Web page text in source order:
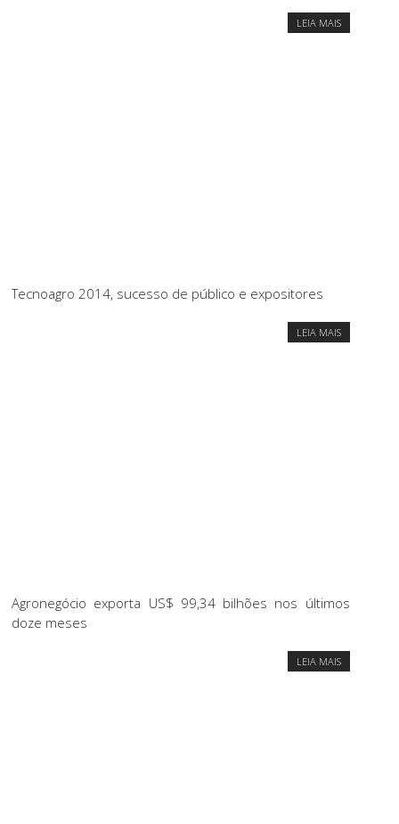
LEIA MAIS
Tecnoagro 2014, sucesso de público e expositores
LEIA MAIS
Agronegócio exporta US$ 99,34 bilhões nos últimos
doze meses
LEIA MAIS